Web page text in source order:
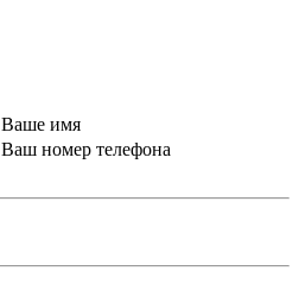
Ваше имя
Ваш номер телефона